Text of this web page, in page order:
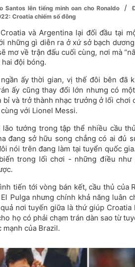
Santos lên tiếng minh oan cho Ronaldo /
Croatia chiếm số đông
và Argentina lại đối đầu tại
những gì diễn ra ở xứ sở bạch
mơ về trận đấu cuối cùng, nơi mà
hai đội bóng.
ấy thời gian, vị thế đôi bên đã
ấy cũng thay đổi lớn nhưng có
bỉ và trở thành nhạc trưởng ở lối chơi
với Lionel Messi.
lão tướng trong tập thể nhiều cầu
đang sở hữu song chẳng có ai đủ
nói trên đang làm tại tuyển quốc
trong lối chơi - những điều như
tiến tới vòng bán kết, cầu thủ của
Pulga nhưng chính khả năng luân
nơi tuyến giữa là thứ giúp Croatia
họ có phải chạm trán dàn sao từ
mạnh của Brazil.